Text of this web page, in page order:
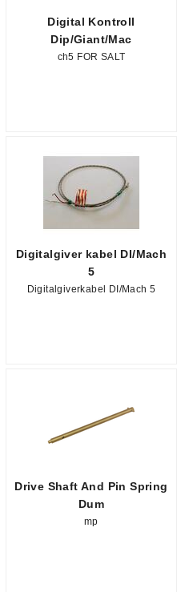
Digital Kontroll
Dip/Giant/Mac
ch5 FOR SALT
Digitalgiver kabel DI/Mach
5
Digitalgiverkabel DI/Mach 5
Drive Shaft And Pin Spring
Dum
mp